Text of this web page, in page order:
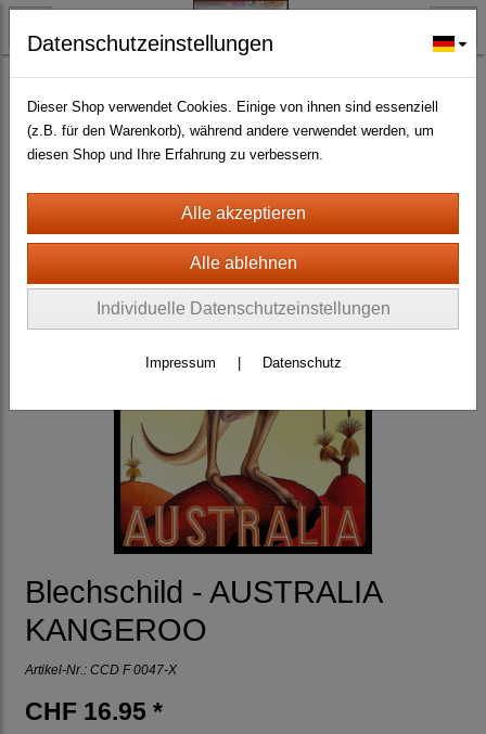
BLECH- + HOLZSCHILDER-MAGNETE
BLECHSCHILDER CA. 20 X 30 CM
Diverse (463)
Blechschild - AUSTRALIA
KANGEROO
Artikel-Nr.: CCD F 0047-X
CHF 16.95 *
Datenschutzeinstellungen
Dieser Shop verwendet Cookies. Einige von ihnen sind essenziell
(z.B. für den Warenkorb), während andere verwendet werden, um
diesen Shop und Ihre Erfahrung zu verbessern.
Individuelle Datenschutzeinstellungen
Impressum Datenschutz